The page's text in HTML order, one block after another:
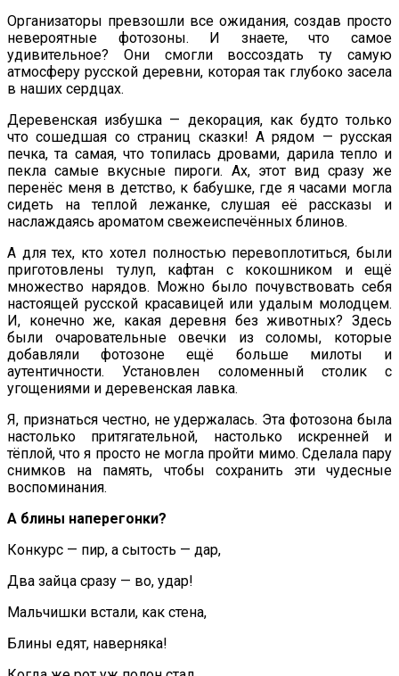
Организаторы превзошли все ожидания, создав просто
невероятные фотозоны. И знаете, что самое
удивительное? Они смогли воссоздать ту самую
атмосферу русской деревни, которая так глубоко засела
в наших сердцах.
Деревенская избушка — декорация, как будто только
что сошедшая со страниц сказки! А рядом — русская
печка, та самая, что топилась дровами, дарила тепло и
пекла самые вкусные пироги. Ах, этот вид сразу же
перенёс меня в детство, к бабушке, где я часами могла
сидеть на теплой лежанке, слушая её рассказы и
наслаждаясь ароматом свежеиспечённых блинов.
А для тех, кто хотел полностью перевоплотиться, были
приготовлены тулуп, кафтан с кокошником и ещё
множество нарядов. Можно было почувствовать себя
настоящей русской красавицей или удалым молодцем.
И, конечно же, какая деревня без животных? Здесь
были очаровательные овечки из соломы, которые
добавляли фотозоне ещё больше милоты и
аутентичности. Установлен соломенный столик с
угощениями и деревенская лавка.
Я, признаться честно, не удержалась. Эта фотозона была
настолько притягательной, настолько искренней и
тёплой, что я просто не могла пройти мимо. Сделала пару
снимков на память, чтобы сохранить эти чудесные
воспоминания.
А блины наперегонки?
Конкурс — пир, а сытость — дар,
Два зайца сразу — во, удар!
Мальчишки встали, как стена,
Блины едят, наверняка!